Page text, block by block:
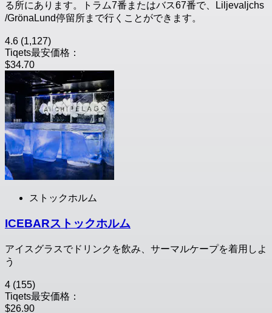
る所にあります。トラム7番またはバス67番で、Liljevaljchs
/GrönaLund停留所まで行くことができます。
4.6 (1,127)
Tiqets最安価格：
$34.70
ストックホルム
ICEBARストックホルム
アイスグラスでドリンクを飲み、サーマルケープを着用しよ
う
4 (155)
Tiqets最安価格：
$26.90